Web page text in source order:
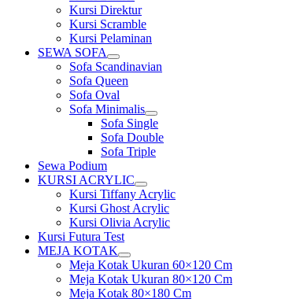
Kursi Direktur
Kursi Scramble
Kursi Pelaminan
SEWA SOFA
Show
sub
menu
Sofa Scandinavian
Sofa Queen
Sofa Oval
Sofa Minimalis
Show
sub
menu
Sofa Single
Sofa Double
Sofa Triple
Sewa Podium
KURSI ACRYLIC
Show
sub
menu
Kursi Tiffany Acrylic
Kursi Ghost Acrylic
Kursi Olivia Acrylic
Kursi Futura Test
MEJA KOTAK
Show
sub
menu
Meja Kotak Ukuran 60×120 Cm
Meja Kotak Ukuran 80×120 Cm
Meja Kotak 80×180 Cm